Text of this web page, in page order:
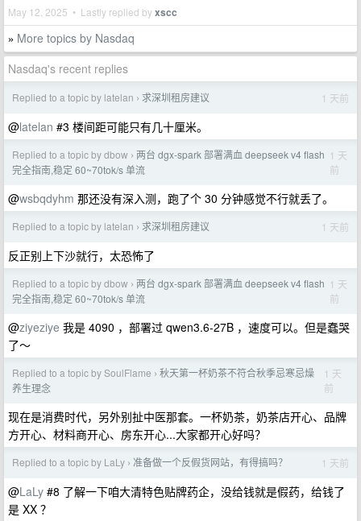
May 12, 2025 • Lastly replied byxscc
» More topics by Nasdaq
Nasdaq's recent replies
Replied to a topic by latelan › 求深圳租房建议 1 天前
@latelan #3 楼间距可能只有几十厘米。
Replied to a topic by dbow › 两台 dgx-spark 部署满血 deepseek v4 flash
完全指南,稳定 60~70tok/s 单流
1 天
前
@wsbqdyhm 那还没有深入测，跑了个 30 分钟感觉不行就丢了。
Replied to a topic by latelan › 求深圳租房建议 1 天前
反正别上下沙就行，太恐怖了
Replied to a topic by dbow › 两台 dgx-spark 部署满血 deepseek v4 flash
完全指南,稳定 60~70tok/s 单流
1 天
前
@ziyeziye 我是 4090 ，部署过 qwen3.6-27B ，速度可以。但是蠢哭
了～
Replied to a topic by SoulFlame › 秋天第一杯奶茶不符合秋季忌寒忌燥
养生理念
1 天
前
现在是消费时代，另外别扯中医那套。一杯奶茶，奶茶店开心、品牌
方开心、材料商开心、房东开心...大家都开心好吗？
Replied to a topic by LaLy › 准备做一个反假货网站，有得搞吗？ 1 天前
@LaLy #8 了解一下咱大清特色贴牌药企，没给钱就是假药，给钱了
是 XX ？